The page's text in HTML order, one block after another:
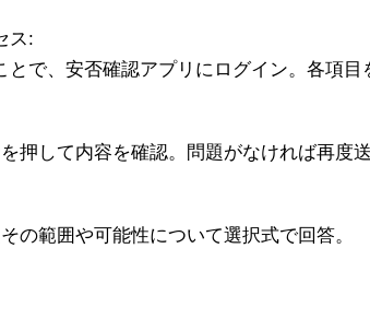
ス:
で、安否確認アプリにログイン。各項目
押して内容を確認。問題がなければ再度送
の範囲や可能性について選択式で回答。